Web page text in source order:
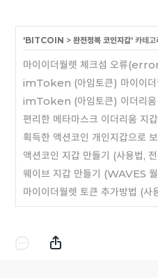
'BITCOIN > 완전정복 코인지갑' 카테고
마이이더월렛 체크섬 오류
imToken (아임토큰) 마이이더
imToken (아임토큰) 이더리움
편리한 메타마스크 이더리움 지
획득한 액션코인 개인지갑으로
액션코인 지갑 만들기 (사용법,
웨이브 지갑 만들기 (WAVES
마이이더월렛 토큰 추가방법 (사